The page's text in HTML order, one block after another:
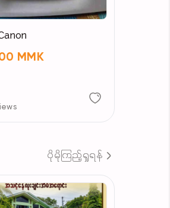
MMK
ပိုမိုကြည့်ရှုရန်